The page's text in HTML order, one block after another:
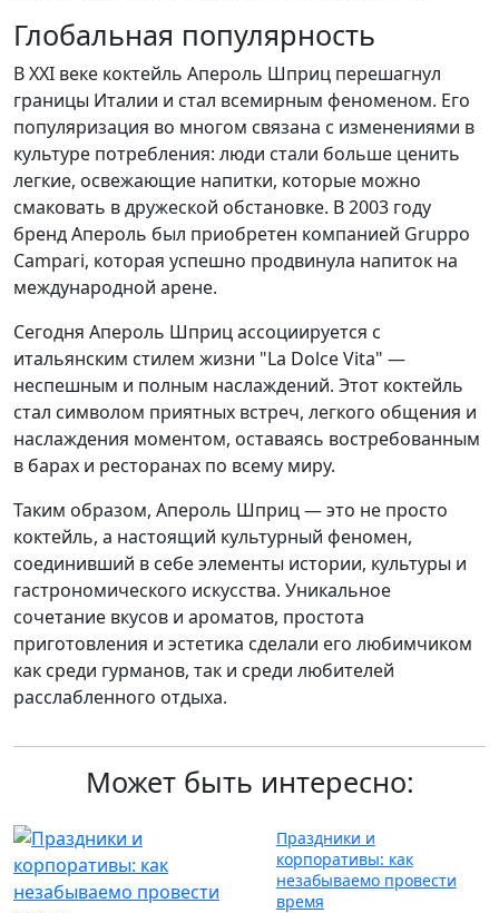
Глобальная популярность
В XXI веке коктейль Апероль Шприц перешагнул
границы Италии и стал всемирным феноменом. Его
популяризация во многом связана с изменениями в
культуре потребления: люди стали больше ценить
легкие, освежающие напитки, которые можно
смаковать в дружеской обстановке. В 2003 году
бренд Апероль был приобретен компанией Gruppo
Campari, которая успешно продвинула напиток на
международной арене.
Сегодня Апероль Шприц ассоциируется с
итальянским стилем жизни "La Dolce Vita" —
неспешным и полным наслаждений. Этот коктейль
стал символом приятных встреч, легкого общения и
наслаждения моментом, оставаясь востребованным
в барах и ресторанах по всему миру.
Таким образом, Апероль Шприц — это не просто
коктейль, а настоящий культурный феномен,
соединивший в себе элементы истории, культуры и
гастрономического искусства. Уникальное
сочетание вкусов и ароматов, простота
приготовления и эстетика сделали его любимчиком
как среди гурманов, так и среди любителей
расслабленного отдыха.
Может быть интересно:
Праздники и
корпоративы: как
незабываемо провести
время